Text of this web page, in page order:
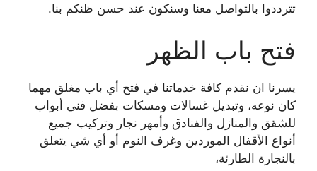
تترددوا بالتواصل معنا وسنكون عند حسن ظنكم بنا.
فتح باب الظهر
يسرنا ان نقدم كافة خدماتنا في فتح أي باب مغلق مهما
كان نوعه، وتبديل غسالات ومسكات بفضل فني أبواب
للشقق والمنازل والفنادق وأمهر نجار وتركيب جميع
أنواع الأقفال الموردين وغرف النوم أو أي شي يتعلق
بالنجارة الطارئة،